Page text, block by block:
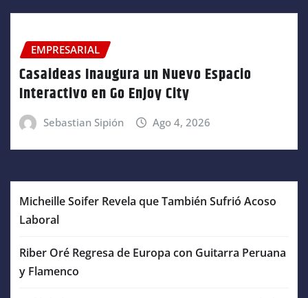
EMPRESARIAL
Casaideas Inaugura un Nuevo Espacio
Interactivo en Go Enjoy City
Sebastian Sipión Ago 4, 2026
Micheille Soifer Revela que También Sufrió Acoso
Laboral
Riber Oré Regresa de Europa con Guitarra Peruana
y Flamenco